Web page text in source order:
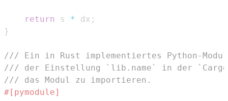
return s * dx ;
}
/// Ein in Rust implementiertes Python-
/// der Einstellung `lib.name` in der
/// das Modul zu importieren.
#[pymodule]